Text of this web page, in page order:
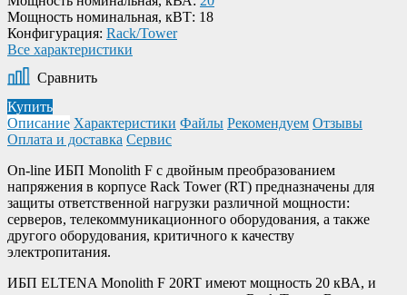
Мощность номинальная, кВТ: 18
Конфигурация: Rack/Tower
Все характеристики
Сравнить
Купить
Описание Характеристики Файлы Рекомендуем Отзывы
Оплата и доставка Сервис
On-line ИБП Monolith F с двойным преобразованием
напряжения в корпусе Rack Tower (RT) предназначены для
защиты ответственной нагрузки различной мощности:
серверов, телекоммуникационного оборудования, а также
другого оборудования, критичного к качеству
электропитания.
ИБП ELTENA Monolith F 20RT имеют мощность 20 кВА, и